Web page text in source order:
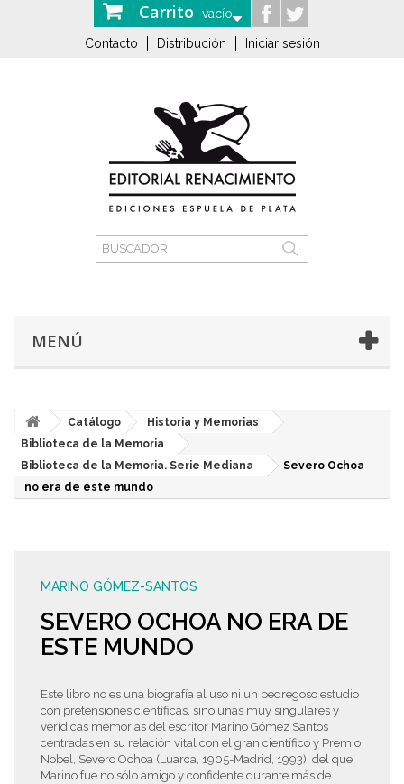
Carrito vacío
Contacto Distribución Iniciar sesión
MENÚ
Catálogo
Historia y Memorias
Biblioteca de la Memoria
Biblioteca de la Memoria. Serie Mediana
Severo Ochoa
no era de este mundo
MARINO GÓMEZ-SANTOS
SEVERO OCHOA NO ERA DE
ESTE MUNDO
Este libro no es una biografía al uso ni un pedregoso estudio
con pretensiones científicas, sino unas muy singulares y
verídicas memorias del escritor Marino Gómez Santos
centradas en su relación vital con el gran científico y Premio
Nobel, Severo Ochoa (Luarca, 1905-Madrid, 1993), del que
Marino fue no sólo amigo y confidente durante más de